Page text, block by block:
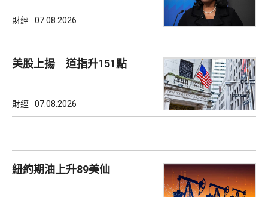
財經 07.08.2026
美股上揚 道指升151點
財經 07.08.2026
紐約期油上升89美仙